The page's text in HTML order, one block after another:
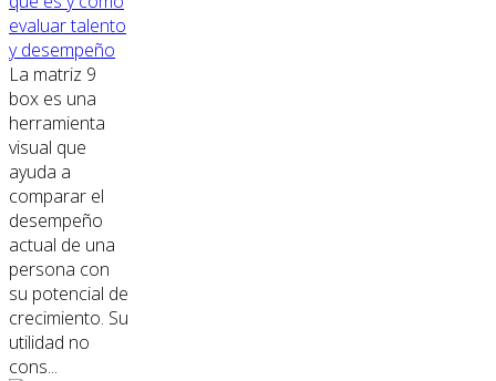
evaluar talento
y desempeño
La matriz 9
box es una
herramienta
visual que
ayuda a
comparar el
desempeño
actual de una
persona con
su potencial de
crecimiento. Su
utilidad no
cons...